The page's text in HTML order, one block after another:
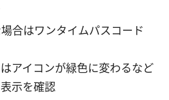
合はワンタイムパスコード
アイコンが緑色に変わるなど
示を確認